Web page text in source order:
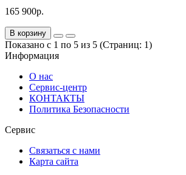
165 900р.
В корзину
Показано с 1 по 5 из 5 (Страниц: 1)
Информация
О нас
Сервис-центр
КОНТАКТЫ
Политика Безопасности
Сервис
Связаться с нами
Карта сайта